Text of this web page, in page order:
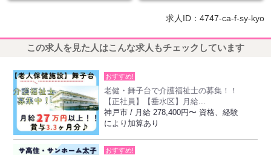
求人ID：4747-ca-f-sy-kyo
この求人を見た人はこんな求人もチェックしています
おすすめ!
老健・舞子台で介護福祉士の募集！！
【正社員】【垂水区】月給...
神戸市 / 月給 278,400円〜 資格、経験
により加算あり
おすすめ!